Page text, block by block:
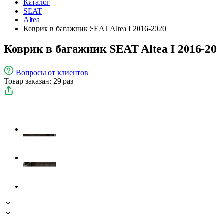
Каталог
SEAT
Altea
Коврик в багажник SEAT Altea I 2016-2020
Коврик в багажник SEAT Altea I 2016-
Вопросы от клиентов
Товар заказан: 29 раз